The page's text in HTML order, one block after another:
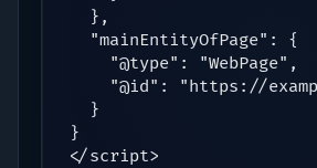
  },
  "mainEntityOfPage": {
    "@type": "WebPage",
"@id": "https://
  }
}
</script>